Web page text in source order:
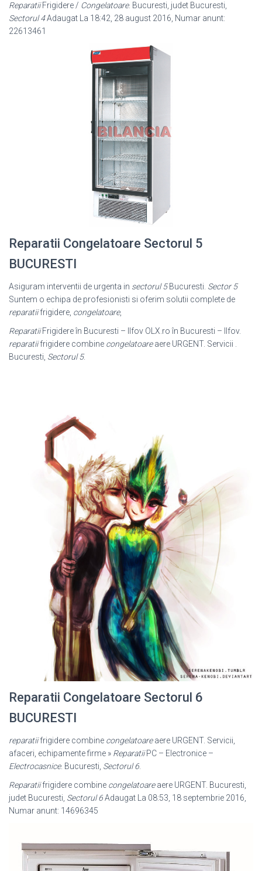
ReparatiiFrigidere / Congelatoare. Bucuresti, judet Bucuresti,
Sectorul 4Adaugat La 18:42, 28 august 2016, Numar anunt:
22613461
Reparatii Congelatoare Sectorul 5
BUCURESTI
Asiguram interventii de urgenta in sectorul 5Bucuresti. Sector 5
Suntem o echipa de profesionisti si oferim solutii complete de
reparatiifrigidere, congelatoare,
ReparatiiFrigidere în Bucuresti – Ilfov OLX.ro în Bucuresti – Ilfov.
reparatiifrigidere combine congelatoareaere URGENT. Servicii .
Bucuresti, Sectorul 5.
Reparatii Congelatoare Sectorul 6
BUCURESTI
reparatiifrigidere combine congelatoareaere URGENT. Servicii,
afaceri, echipamente firme » ReparatiiPC – Electronice –
Electrocasnice. Bucuresti, Sectorul 6.
Reparatiifrigidere combine congelatoareaere URGENT. Bucuresti,
judet Bucuresti, Sectorul 6Adaugat La 08:53, 18 septembrie 2016,
Numar anunt: 14696345